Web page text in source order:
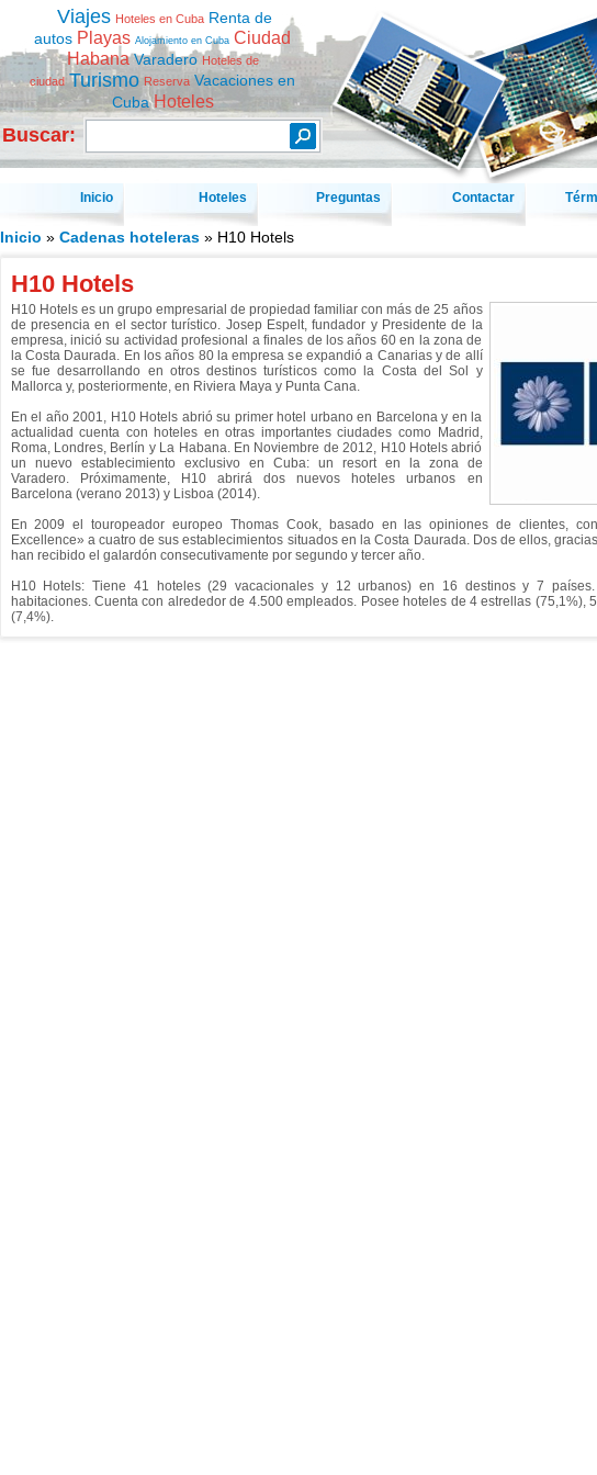
Viajes Hoteles en Cuba Renta de
autos Playas Alojamiento en Cuba Ciudad
Habana Varadero Hoteles de
ciudad Turismo Reserva Vacaciones en
Cuba Hoteles
Buscar:
Inicio Hoteles Preguntas Contactar
Inicio » Cadenas hoteleras» H10 Hotels
H10 Hotels
H10 Hotels es un grupo empresarial de propiedad familiar con más de 25 años
de presencia en el sector turístico. Josep Espelt, fundador y Presidente de la
empresa, inició su actividad profesional a finales de los años 60 en la zona de
la Costa Daurada. En los años 80 la empresa se expandió a Canarias y de allí
se fue desarrollando en otros destinos turísticos como la Costa del Sol y
Mallorca y, posteriormente, en Riviera Maya y Punta Cana.
En el año 2001, H10 Hotels abrió su primer hotel urbano en Barcelona y en la
actualidad cuenta con hoteles en otras importantes ciudades como Madrid,
Roma, Londres, Berlín y La Habana. En Noviembre de 2012, H10 Hotels abrió
un nuevo establecimiento exclusivo en Cuba: un resort en la zona de
Varadero. Próximamente, H10 abrirá dos nuevos hoteles urbanos en
Barcelona (verano 2013) y Lisboa (2014).
En 2009 el touropeador europeo Thomas Cook, basado en las opiniones de clientes,
Excellence» a cuatro de sus establecimientos situados en la Costa Daurada. Dos de ellos,
han recibido el galardón consecutivamente por segundo y tercer año.
H10 Hotels: Tiene 41 hoteles (29 vacacionales y 12 urbanos) en 16 destinos y 7
habitaciones. Cuenta con alrededor de 4.500 empleados. Posee hoteles de 4 estrellas (75,1%),
(7,4%).